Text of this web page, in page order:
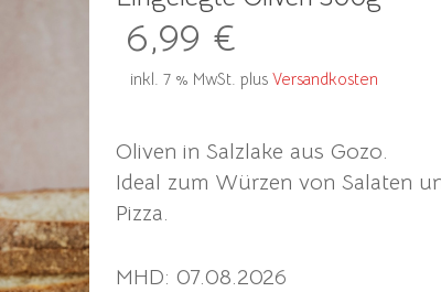
6,99 €
inkl. 7 % MwSt. plus Versandkosten
Oliven in Salzlake aus Gozo.
Ideal zum Würzen von Salaten
Pizza.
MHD: 07.08.2026